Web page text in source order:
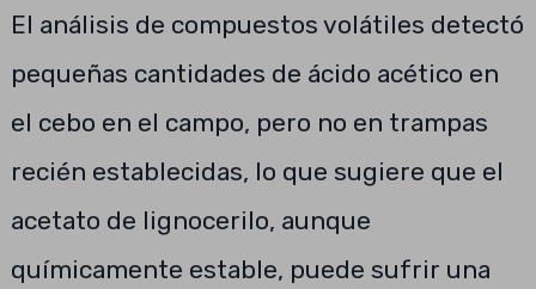
El análisis de compuestos volátiles detectó
pequeñas cantidades de ácido acético en
el cebo en el campo, pero no en trampas
recién establecidas, lo que sugiere que el
acetato de lignocerilo, aunque
químicamente estable, puede sufrir una